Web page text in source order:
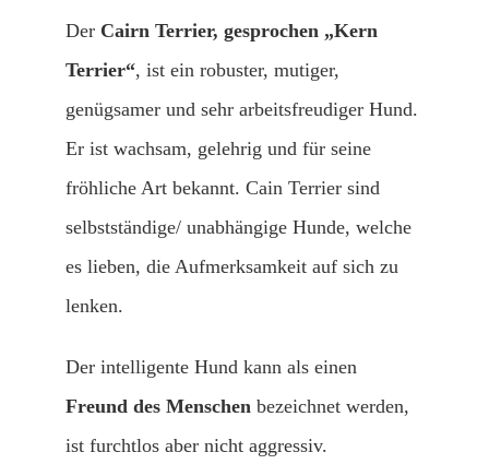
Der Cairn Terrier, gesprochen „Kern
Terrier“, ist ein robuster, mutiger,
genügsamer und sehr arbeitsfreudiger Hund.
Er ist wachsam, gelehrig und für seine
fröhliche Art bekannt. Cain Terrier sind
selbstständige/ unabhängige Hunde, welche
es lieben, die Aufmerksamkeit auf sich zu
lenken.
Der intelligente Hund kann als einen
Freund des Menschen bezeichnet werden,
ist furchtlos aber nicht aggressiv.